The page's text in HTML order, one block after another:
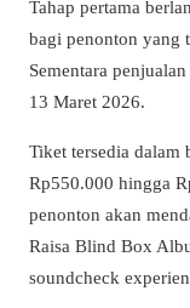
Tahap pertama
bagi penonton yang
Sementara
13 Maret 2026.
Tiket tersedia dalam
Rp550.000 hingga
penonton akan
Raisa Blind Box
soundcheck